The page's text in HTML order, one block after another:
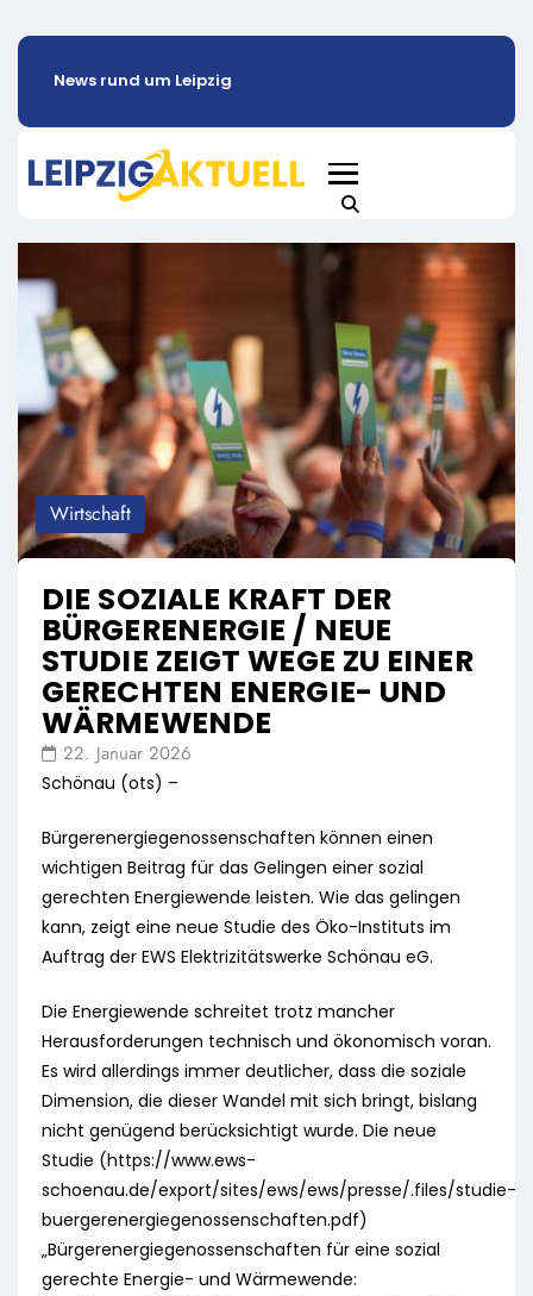
News rund um Leipzig
Wirtschaft
DIE SOZIALE KRAFT DER
BÜRGERENERGIE / NEUE
STUDIE ZEIGT WEGE ZU EINER
GERECHTEN ENERGIE- UND
WÄRMEWENDE
22. Januar 2026
Schönau (ots) –
Bürgerenergiegenossenschaften können einen
wichtigen Beitrag für das Gelingen einer sozial
gerechten Energiewende leisten. Wie das gelingen
kann, zeigt eine neue Studie des Öko-Instituts im
Auftrag der EWS Elektrizitätswerke Schönau eG.
Die Energiewende schreitet trotz mancher
Herausforderungen technisch und ökonomisch voran.
Es wird allerdings immer deutlicher, dass die soziale
Dimension, die dieser Wandel mit sich bringt, bislang
nicht genügend berücksichtigt wurde. Die neue
Studie (https://www.ews-
schoenau.de/export/sites/ews/ews/presse/.files/studie-
buergerenergiegenossenschaften.pdf)
„Bürgerenergiegenossenschaften für eine sozial
gerechte Energie- und Wärmewende: